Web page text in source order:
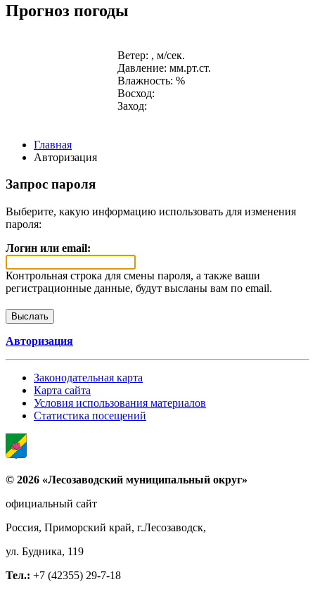
Прогноз погоды
Ветер: , м/сек.
Давление: мм.рт.ст.
Влажность: %
Восход:
Заход:
Главная
Авторизация
Запрос пароля
Выберите, какую информацию использовать для изменения
пароля:
Логин или email:
Контрольная строка для смены пароля, а также ваши
регистрационные данные, будут высланы вам по email.
Авторизация
Законодательная карта
Карта сайта
Условия использования материалов
Статистика посещений
© 2026 «Лесозаводский муниципальный округ»
официальный сайт
Россия, Приморский край, г.Лесозаводск,
ул. Будника, 119
Тел.: +7 (42355) 29-7-18